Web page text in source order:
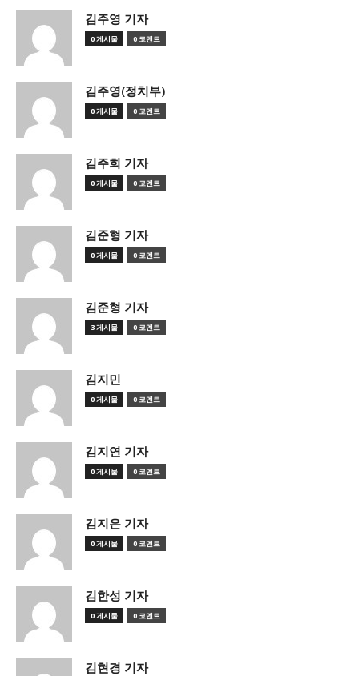
김주영 기자
0 게시물 0 코멘트
김주영(정치부)
0 게시물 0 코멘트
김주희 기자
0 게시물 0 코멘트
김준형 기자
0 게시물 0 코멘트
김준형 기자
3 게시물 0 코멘트
김지민
0 게시물 0 코멘트
김지연 기자
0 게시물 0 코멘트
김지은 기자
0 게시물 0 코멘트
김한성 기자
0 게시물 0 코멘트
김현경 기자